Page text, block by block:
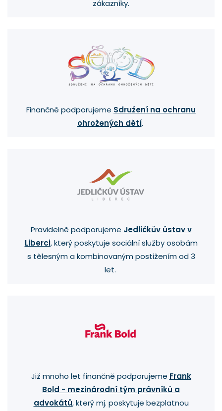
zákazníky.
Finančně podporujeme Sdružení na ochranu
ohrožených dětí.
Pravidelně podporujeme Jedličkův ústav v
Liberci, který poskytuje sociální služby osobám
s tělesným a kombinovaným postižením od 3
let.
Již mnoho let finančně podporujeme Frank
Bold - mezinárodní tým právníků a
advokátů, který mj. poskytuje bezplatnou